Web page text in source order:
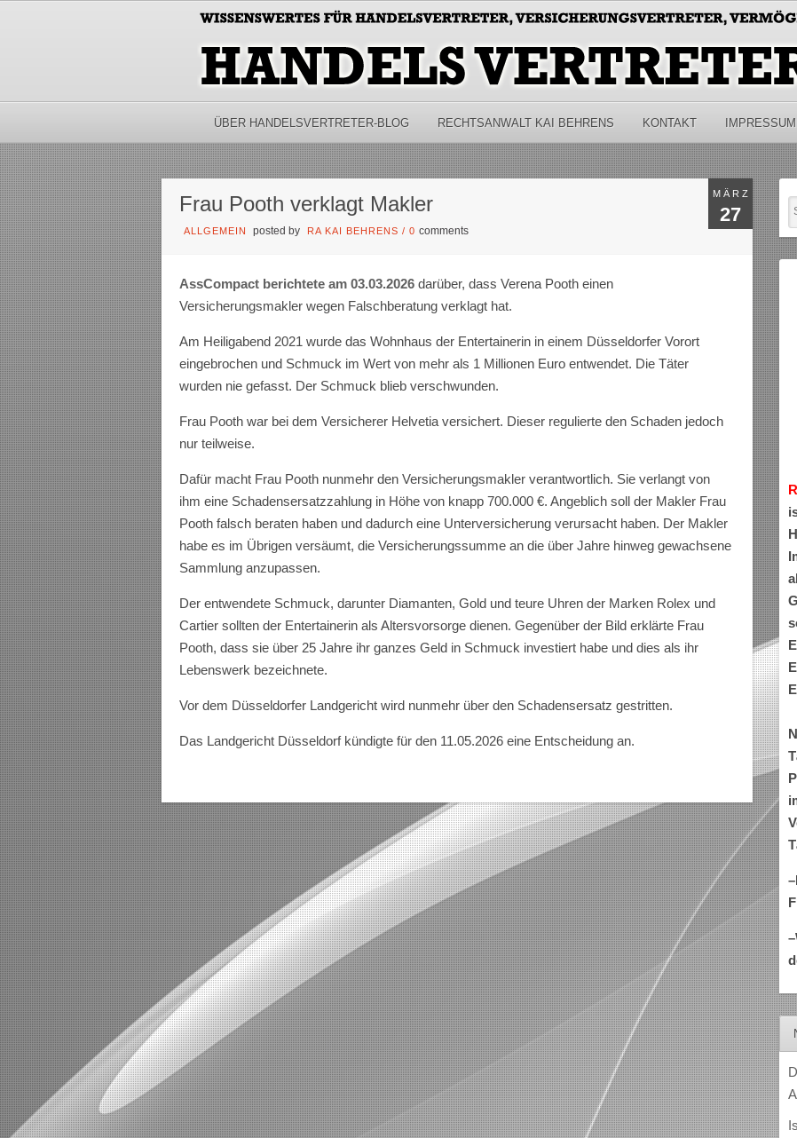
ÜBER HANDELSVERTRETER-BLOG RECHTSANWALT KAI BEHRENS KONTAKT IMPRESSUM
MÄRZ
27
Frau Pooth verklagt Makler
ALLGEMEIN posted by RA KAI BEHRENS /0comments
AssCompact berichtete am 03.03.2026 darüber, dass Verena Pooth einen
Versicherungsmakler wegen Falschberatung verklagt hat.
Am Heiligabend 2021 wurde das Wohnhaus der Entertainerin in einem Düsseldorfer Vorort
eingebrochen und Schmuck im Wert von mehr als 1 Millionen Euro entwendet. Die Täter
wurden nie gefasst. Der Schmuck blieb verschwunden.
Frau Pooth war bei dem Versicherer Helvetia versichert. Dieser regulierte den Schaden jedoch
nur teilweise.
Dafür macht Frau Pooth nunmehr den Versicherungsmakler verantwortlich. Sie verlangt von
ihm eine Schadensersatzzahlung in Höhe von knapp 700.000 €. Angeblich soll der Makler Frau
Pooth falsch beraten haben und dadurch eine Unterversicherung verursacht haben. Der Makler
habe es im Übrigen versäumt, die Versicherungssumme an die über Jahre hinweg gewachsene
Sammlung anzupassen.
Der entwendete Schmuck, darunter Diamanten, Gold und teure Uhren der Marken Rolex und
Cartier sollten der Entertainerin als Altersvorsorge dienen. Gegenüber der Bild erklärte Frau
Pooth, dass sie über 25 Jahre ihr ganzes Geld in Schmuck investiert habe und dies als ihr
Lebenswerk bezeichnete.
Vor dem Düsseldorfer Landgericht wird nunmehr über den Schadensersatz gestritten.
Das Landgericht Düsseldorf kündigte für den 11.05.2026 eine Entscheidung an.